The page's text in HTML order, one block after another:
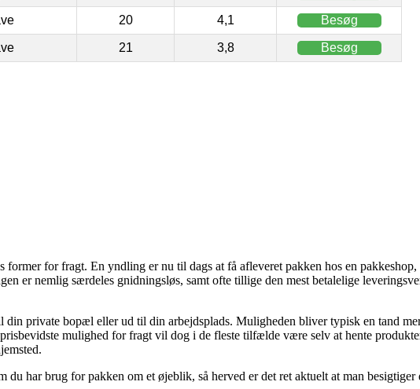
20 4,1 Besøg
21 3,8 Besøg
for fragt. En yndling er nu til dags at få afleveret pakken hos en pakkeshop,
er nemlig særdeles gnidningsløs, samt ofte tillige den mest betalelige
din private bopæl eller ud til din arbejdsplads. Muligheden bliver typisk en tand
mulighed for fragt vil dog i de fleste tilfælde være selv at hente
har brug for pakken om et øjeblik, så herved er det ret aktuelt at man besigtiger